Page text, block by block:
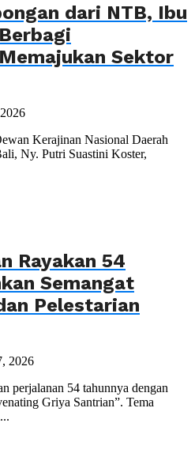
dari NTB, Ibu
Sektor
Kerajinan Nasional Daerah
Ny. Putri Suastini Koster,
Rayakan 54
Semangat
Pelestarian
2026
perjalanan 54 tahunnya dengan
Griya Santrian”. Tema